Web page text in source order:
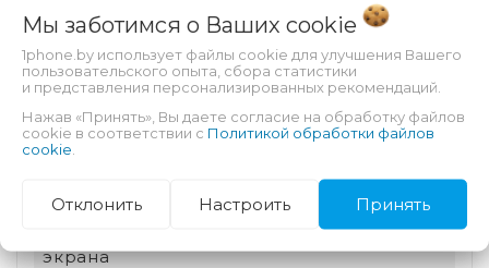
Социальные сети,
Календарь, Данные
о тренировке,
Email, Будильник,
Входящий звонок,
SMS
экрана
Мы заботимся о Ваших cookie
1phone.by использует файлы cookie для улучшения Вашего
пользовательского опыта, сбора статистики
и представления персонализированных рекомендаций.
Нажав «Принять», Вы даете согласие на обработку файлов
cookie в соответствии с Политикой обработки файлов
cookie
Отклонить Настроить Принять